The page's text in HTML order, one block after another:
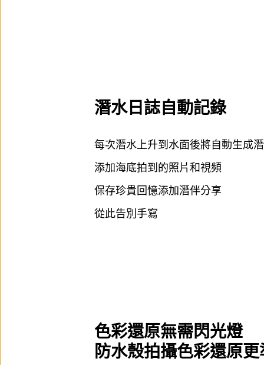
潛水日誌自動記錄
每次潛水上升到水面後將自動生成
添加海底拍到的照片和視頻
保存珍貴回憶添加潛伴分享
從此告別手寫
色彩還原無需閃光燈
防水殼拍攝色彩還原更